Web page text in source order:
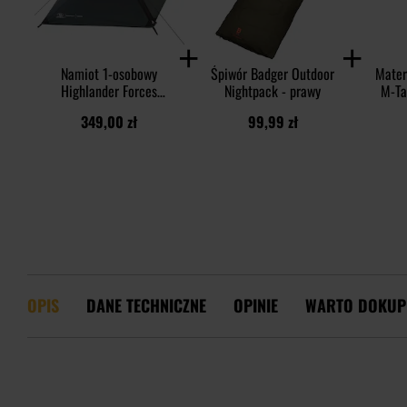
Namiot 1-osobowy
Highlander Forces
Scarab Green
349,00 zł
Śpiwór Badger Outdoor
Nightpack - prawy
99,99 zł
M-
OPIS DANE TECHNICZNE OPINIE WARTO